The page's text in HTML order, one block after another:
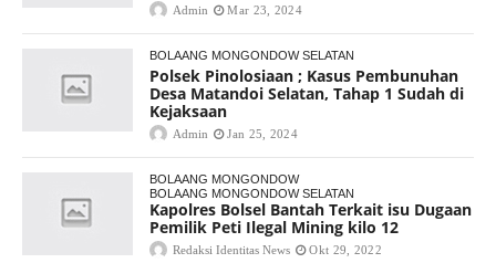
Admin Mar 23, 2024
BOLAANG MONGONDOW SELATAN
Polsek Pinolosiaan ; Kasus Pembunuhan
Desa Matandoi Selatan, Tahap 1 Sudah di
Kejaksaan
Admin Jan 25, 2024
BOLAANG MONGONDOW
BOLAANG MONGONDOW SELATAN
Kapolres Bolsel Bantah Terkait isu Dugaan
Pemilik Peti Ilegal Mining kilo 12
Redaksi Identitas News Okt 29, 2022